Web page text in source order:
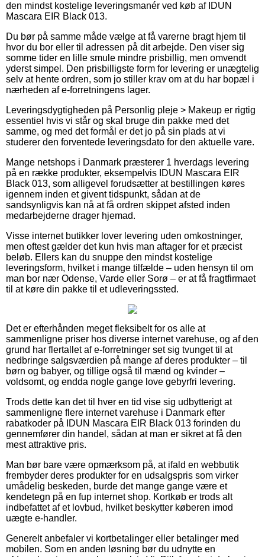
den mindst kostelige leveringsmanér ved køb af IDUN
Mascara EIR Black 013.
Du bør på samme måde vælge at få varerne bragt hjem til
hvor du bor eller til adressen på dit arbejde. Den viser sig
somme tider en lille smule mindre prisbillig, men omvendt
yderst simpel. Den prisbilligste form for levering er unægtelig
selv at hente ordren, som jo stiller krav om at du har bopæl i
nærheden af e-forretningens lager.
Leveringsdygtigheden på Personlig pleje > Makeup er rigtig
essentiel hvis vi står og skal bruge din pakke med det
samme, og med det formål er det jo på sin plads at vi
studerer den forventede leveringsdato for den aktuelle vare.
Mange netshops i Danmark præsterer 1 hverdags levering
på en række produkter, eksempelvis IDUN Mascara EIR
Black 013, som alligevel forudsætter at bestillingen køres
igennem inden et givent tidspunkt, sådan at de
sandsynligvis kan nå at få ordren skippet afsted inden
medarbejderne drager hjemad.
Visse internet butikker lover levering uden omkostninger,
men oftest gælder det kun hvis man aftager for et præcist
beløb. Ellers kan du snuppe den mindst kostelige
leveringsform, hvilket i mange tilfælde – uden hensyn til om
man bor nær Odense, Varde eller Sorø – er at få fragtfirmaet
til at køre din pakke til et udleveringssted.
Det er efterhånden meget fleksibelt for os alle at
sammenligne priser hos diverse internet varehuse, og af den
grund har flertallet af e-forretninger set sig tvunget til at
nedbringe salgsværdien på mange af deres produkter – til
børn og babyer, og tillige også til mænd og kvinder –
voldsomt, og endda nogle gange love gebyrfri levering.
Trods dette kan det til hver en tid vise sig udbytterigt at
sammenligne flere internet varehuse i Danmark efter
rabatkoder på IDUN Mascara EIR Black 013 forinden du
gennemfører din handel, sådan at man er sikret at få den
mest attraktive pris.
Man bør bare være opmærksom på, at ifald en webbutik
frembyder deres produkter for en udsalgspris som virker
umådelig beskeden, burde det mange gange være et
kendetegn på en fup internet shop. Kortkøb er trods alt
indbefattet af et lovbud, hvilket beskytter køberen imod
uægte e-handler.
Generelt anbefaler vi kortbetalinger eller betalinger med
mobilen. Som en anden løsning bør du udnytte en